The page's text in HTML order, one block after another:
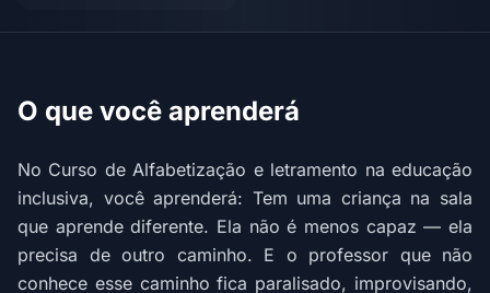
O que você aprenderá
No Curso de Alfabetização e letramento na educação
inclusiva, você aprenderá: Tem uma criança na sala
que aprende diferente. Ela não é menos capaz — ela
precisa de outro caminho. E o professor que não
conhece esse caminho fica paralisado, improvisando,